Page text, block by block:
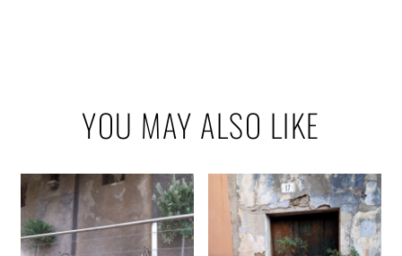
YOU MAY ALSO LIKE